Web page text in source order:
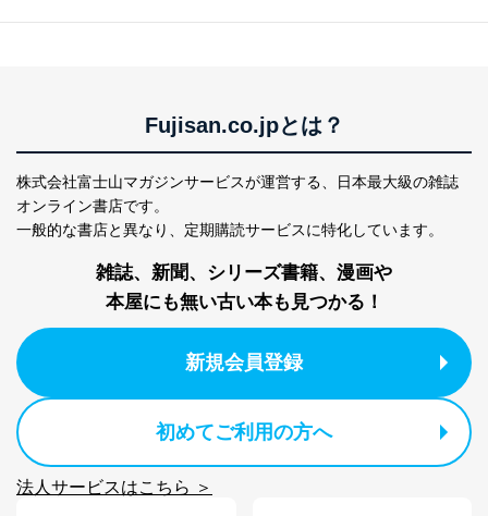
6
SNS公式アカウン
の個人情報
よびその分析のため
お問い合わせ対応、トラブル対
質向上のため
ー等にて公表する利用目的達成の
ため
※上記の利用目的のうちNo.1～5については保有個人デ
ータ（開示対象個人情報）の利用目的であり、下記4.の
開示等のご請求に対応させていただきます。
なお、6、7については、パートナー（提携企業）様又は
各SNS運営会社様にご請求いただきますようお願い致し
ません。ただし、次の場合は除きます。
Fujisan.co.jpとは？
株式会社富士山マガジンサービスが運営する、
日本最大級の雑誌
オンライン書店です。
一般的な書店と異なり、 定期購読サービスに特化しています。
雑誌、新聞、シリーズ書籍、漫画や
本屋にも無い古い本も見つかる！
新規会員登録
初めてご利用の方へ
法人サービスはこちら ＞